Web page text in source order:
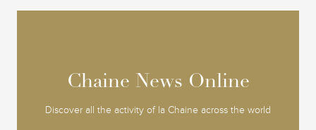
Chaine News Online
Discover all the activity of la Chaine across the world
Chaine News Online